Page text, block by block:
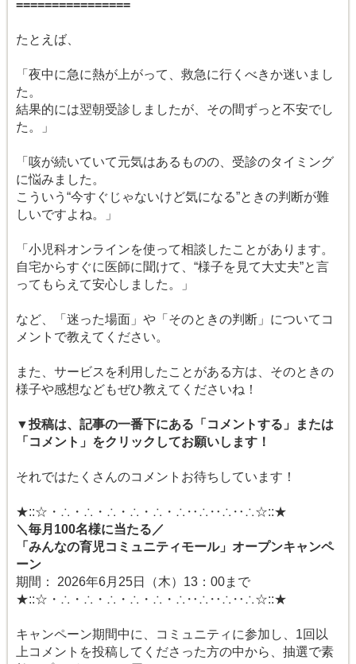
================
たとえば、
「夜中に急に熱が上がって、救急に行くべきか迷いまし
た。
結果的には翌朝受診しましたが、その間ずっと不安でし
た。」
「咳が続いていて元気はあるものの、受診のタイミング
に悩みました。
こういう“今すぐじゃないけど気になる”ときの判断が難
しいですよね。」
「小児科オンラインを使って相談したことがあります。
自宅からすぐに医師に聞けて、“様子を見て大丈夫”と言
ってもらえて安心しました。」
など、「迷った場面」や「そのときの判断」についてコ
メントで教えてください。
また、サービスを利用したことがある方は、そのときの
様子や感想などもぜひ教えてくださいね！
▼投稿は、記事の一番下にある「コメントする」または
「コメント」をクリックしてお願いします！
それではたくさんのコメントお待ちしています！
★::☆・∴・∴・∴・∴・∴・∴‥∴‥∴‥∴☆::★
＼毎月100名様に当たる／
「みんなの育児コミュニティモール」オープンキャンペ
ーン
期間： 2026年6月25日（木）13：00まで
★::☆・∴・∴・∴・∴・∴・∴‥∴‥∴‥∴☆::★
キャンペーン期間中に、コミュニティに参加し、1回以
上コメントを投稿してくださった方の中から、抽選で素